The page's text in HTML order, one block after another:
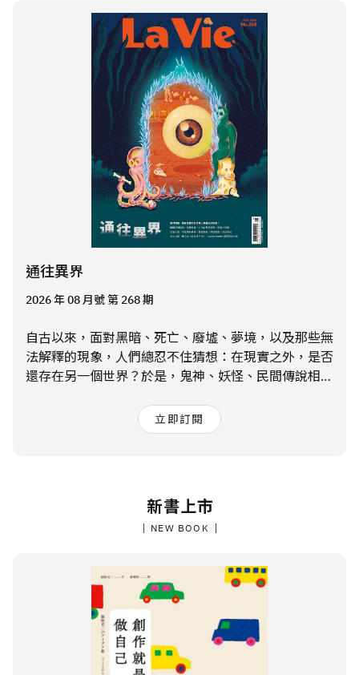
通往異界
2026 年 08 月號 第 268 期
自古以來，面對黑暗、死亡、廢墟、夢境，以及那些無
法解釋的現象，人們總忍不住猜想：在現實之外，是否
還存在另一個世界？於是，鬼神、妖怪、民間傳說相繼
影、音樂、遊戲、藝術與設計之中，不斷衍生出新的樣
立即訂閱
新書上市
NEW BOOK